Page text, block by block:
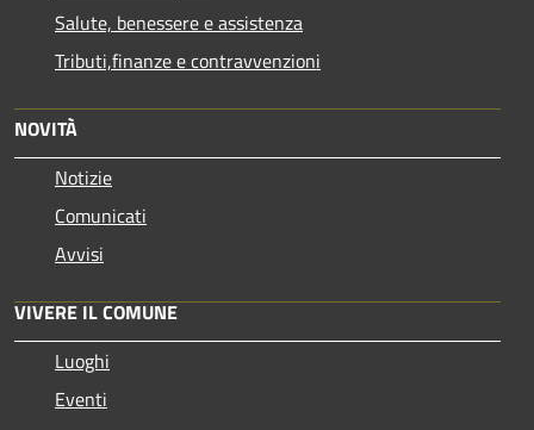
Salute, benessere e assistenza
Tributi,finanze e contravvenzioni
NOVITÀ
Notizie
Comunicati
Avvisi
VIVERE IL COMUNE
Luoghi
Eventi